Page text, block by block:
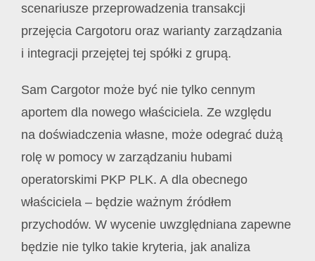
scenariusze przeprowadzenia transakcji
przejęcia Cargotoru oraz warianty zarządzania
i integracji przejętej tej spółki z grupą.
Sam Cargotor może być nie tylko cennym
aportem dla nowego właściciela. Ze względu
na doświadczenia własne, może odegrać dużą
rolę w pomocy w zarządzaniu hubami
operatorskimi PKP PLK. A dla obecnego
właściciela – będzie ważnym źródłem
przychodów. W wycenie uwzględniana zapewne
będzie nie tylko takie kryteria, jak analiza